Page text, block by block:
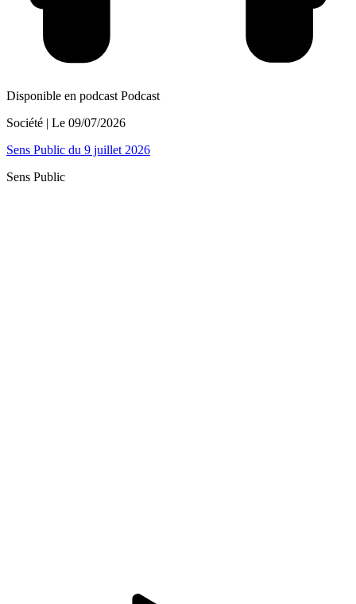
Disponible en podcast Podcast
Société | Le 09/07/2026
Sens Public du 9 juillet 2026
Sens Public